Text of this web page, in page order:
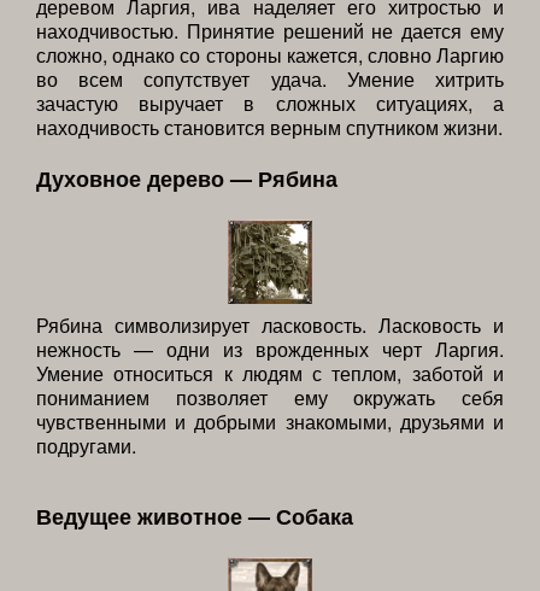
деревом Ларгия, ива наделяет его хитростью и
находчивостью. Принятие решений не дается ему
сложно, однако со стороны кажется, словно Ларгию
во всем сопутствует удача. Умение хитрить
зачастую выручает в сложных ситуациях, а
находчивость становится верным спутником жизни.
Духовное дерево — Рябина
Рябина символизирует ласковость. Ласковость и
нежность — одни из врожденных черт Ларгия.
Умение относиться к людям с теплом, заботой и
пониманием позволяет ему окружать себя
чувственными и добрыми знакомыми, друзьями и
подругами.
Ведущее животное — Собака